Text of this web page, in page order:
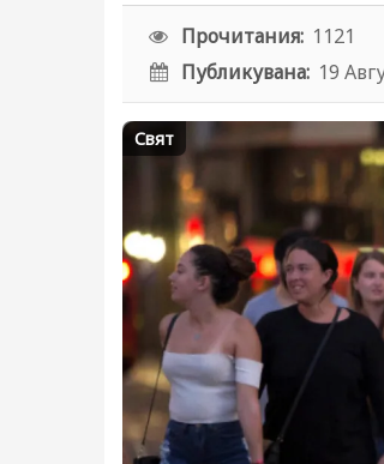
Прочитания: 1121
Публикувана: 19
Свят